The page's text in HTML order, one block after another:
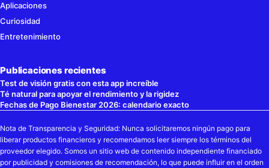
Aplicaciones
Curiosidad
Entretenimiento
Publicaciones recientes
Test de visión gratis con esta app increíble
Té natural para apoyar el rendimiento y la rigidez
Fechas de Pago Bienestar 2026: calendario exacto
Nota de Transparencia y Seguridad: Nunca solicitaremos ningún pago para
liberar productos financieros y recomendamos leer siempre los términos del
proveedor elegido. Somos un sitio web de contenido independiente financiado
por publicidad y comisiones de recomendación, lo que puede influir en el orden